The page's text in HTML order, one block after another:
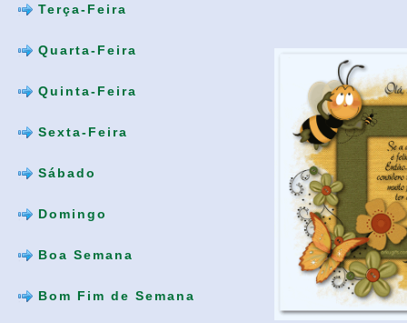
Terça-Feira
Quarta-Feira
Quinta-Feira
Sexta-Feira
Sábado
Domingo
Boa Semana
Bom Fim de Semana